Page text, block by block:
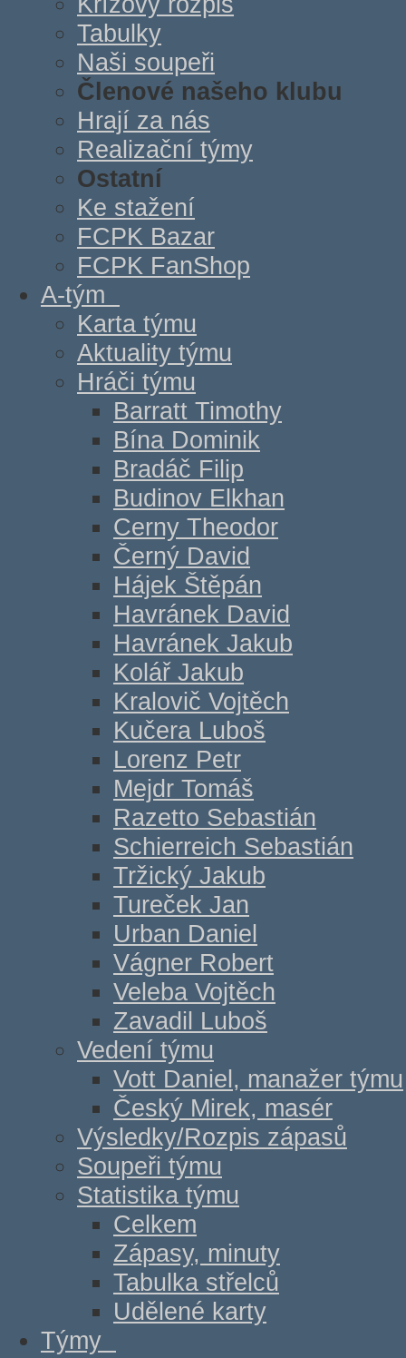
Tabulky
Naši soupeři
Členové našeho klubu
Hrají za nás
Realizační týmy
Ostatní
Ke stažení
FCPK Bazar
FCPK FanShop
A-tým
Karta týmu
Aktuality týmu
Hráči týmu
Barratt Timothy
Bína Dominik
Bradáč Filip
Budinov Elkhan
Cerny Theodor
Černý David
Hájek Štěpán
Havránek David
Havránek Jakub
Kolář Jakub
Kralovič Vojtěch
Kučera Luboš
Lorenz Petr
Mejdr Tomáš
Razetto Sebastián
Schierreich Sebastián
Tržický Jakub
Tureček Jan
Urban Daniel
Vágner Robert
Veleba Vojtěch
Zavadil Luboš
Vedení týmu
Vott Daniel, manažer týmu
Český Mirek, masér
Výsledky/Rozpis zápasů
Soupeři týmu
Statistika týmu
Celkem
Zápasy, minuty
Tabulka střelců
Udělené karty
Týmy